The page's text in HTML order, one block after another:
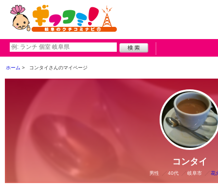
ホーム コンタイさんのマイページ
コンタイ
男性 40代 岐阜市 花